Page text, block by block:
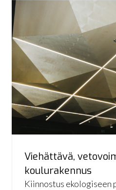
Viehättävä,
koulurakennus
Kiinnostus ekologiseen